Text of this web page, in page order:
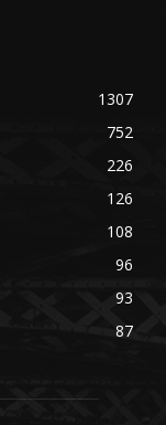
1307
752
226
126
108
96
93
87